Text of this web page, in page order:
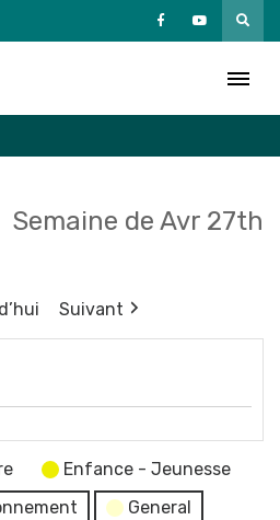
Semaine de Avr 27th
Suivant
Enfance - Jeunesse
General